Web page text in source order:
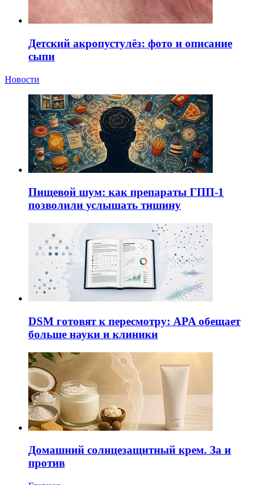
Детский акропустулёз: фото и описание
сыпи
Новости
Пищевой шум: как препараты ГПП-1
позволили услышать тишину
DSM готовят к пересмотру: APA обещает
больше науки и клиники
Домашний солнцезащитный крем. За и
против